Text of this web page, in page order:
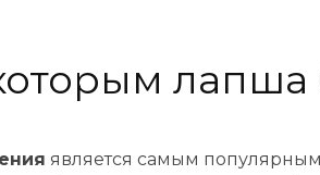
лапша
является самым